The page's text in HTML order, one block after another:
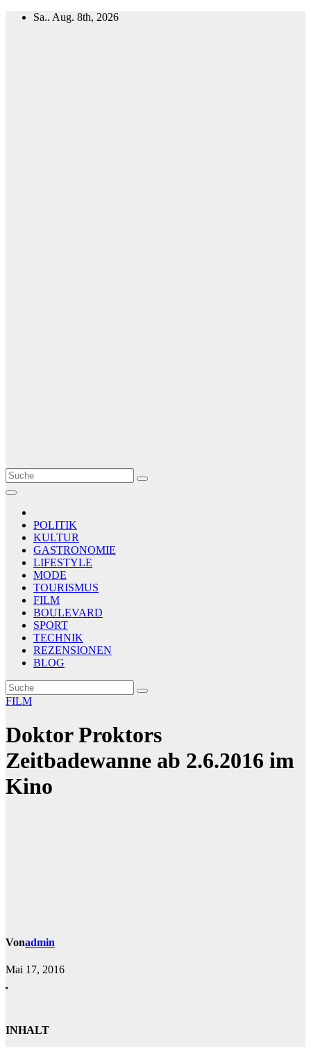
Zum
Sa.. Aug. 8th, 2026
Le Matin
AGENCE DE PRESSE
POLITIK
KULTUR
GASTRONOMIE
LIFESTYLE
MODE
TOURISMUS
FILM
BOULEVARD
SPORT
TECHNIK
REZENSIONEN
BLOG
FILM
Doktor Proktors
Zeitbadewanne ab 2.6.2016 im
Kino
Vonadmin
Mai 17, 2016
INHALT